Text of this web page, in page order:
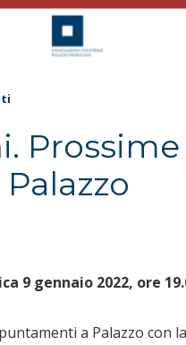
9 gennaio 2022, ore
a Palazzo con la